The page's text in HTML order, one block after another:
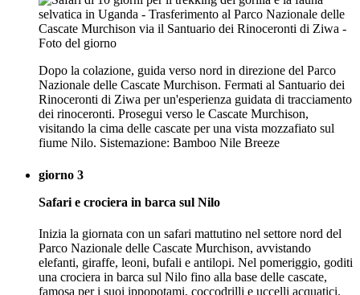
Dopo la colazione, guida verso nord in direzione del Parco
Nazionale delle Cascate Murchison. Fermati al Santuario dei
Rinoceronti di Ziwa per un'esperienza guidata di tracciamento
dei rinoceronti. Prosegui verso le Cascate Murchison,
visitando la cima delle cascate per una vista mozzafiato sul
fiume Nilo. Sistemazione: Bamboo Nile Breeze
giorno 3
Safari e crociera in barca sul Nilo
Inizia la giornata con un safari mattutino nel settore nord del
Parco Nazionale delle Cascate Murchison, avvistando
elefanti, giraffe, leoni, bufali e antilopi. Nel pomeriggio, goditi
una crociera in barca sul Nilo fino alla base delle cascate,
famosa per i suoi ippopotami, coccodrilli e uccelli acquatici.